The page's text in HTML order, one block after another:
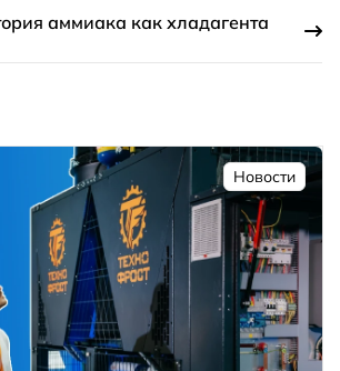
аммиака как хладагента
Новости